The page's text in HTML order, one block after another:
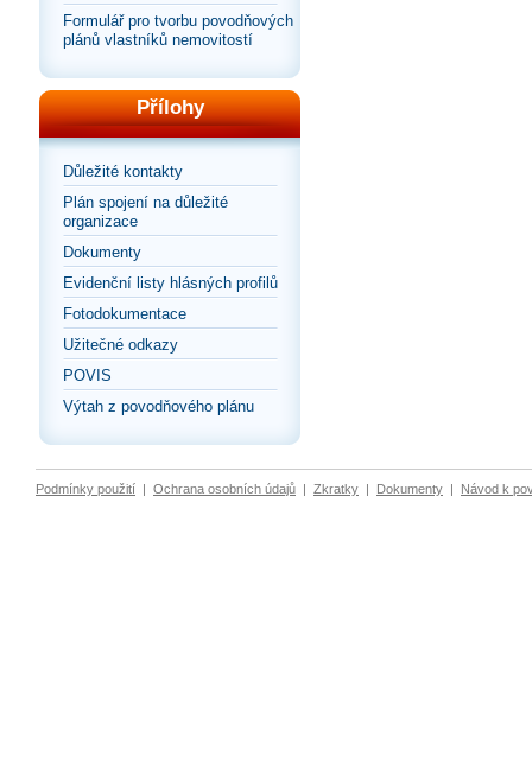
Formulář pro tvorbu povodňových
plánů vlastníků nemovitostí
Přílohy
Důležité kontakty
Plán spojení na důležité
organizace
Dokumenty
Evidenční listy hlásných profilů
Fotodokumentace
Užitečné odkazy
POVIS
Výtah z povodňového plánu
Podmínky použití | Ochrana osobních údajů | Zkratky | Dokumenty | Návod k